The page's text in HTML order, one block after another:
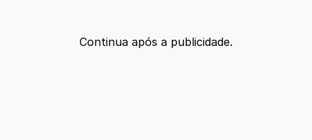
Continua após a publicidade.